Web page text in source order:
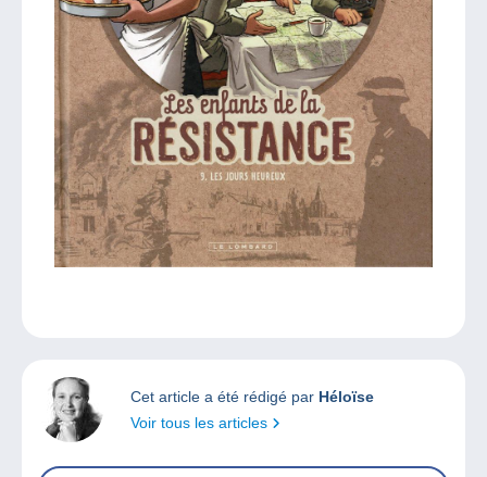
Cet article a été rédigé par Héloïse
Voir tous les articles